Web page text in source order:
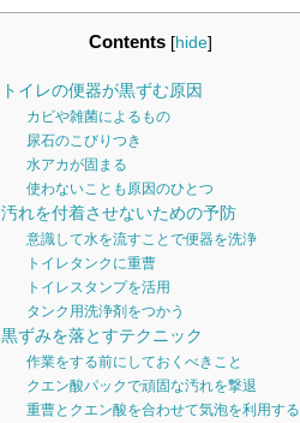
Contents [hide]
トイレの便器が黒ずむ原因
カビや雑菌によるもの
尿石のこびりつき
水アカが固まる
使わないことも原因のひとつ
汚れを付着させないための予防
意識して水を流すことで便器を洗浄
トイレタンクに重曹
トイレスタンプを活用
タンク用洗浄剤をつかう
黒ずみを落とすテクニック
作業をする前にしておくべきこと
クエン酸パックで頑固な汚れを撃退
重曹とクエン酸を合わせて気泡を利用する